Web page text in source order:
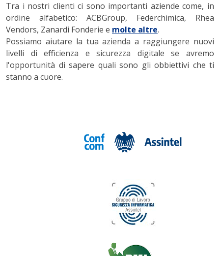
Tra i nostri clienti ci sono importanti aziende come, in
ordine alfabetico: ACBGroup, Federchimica, Rhea
Vendors, Zanardi Fonderie e molte altre.
Possiamo aiutare la tua azienda a raggiungere nuovi
livelli di efficienza e sicurezza digitale se avremo
l'opportunità di sapere quali sono gli obbiettivi che ti
stanno a cuore.